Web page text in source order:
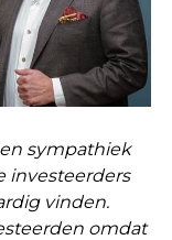
sympathiek
investeerders
vinden.
omdat